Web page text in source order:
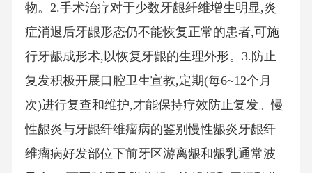
物。2.手术治疗对于少数牙龈纤维增生明显,炎
症消退后牙龈形态仍不能恢复正常的患者,可施
行牙龈成形术,以恢复牙龈的生理外形。3.防止
复发积极开展口腔卫生宣教,定期(每6~12个月
次)进行复查和维护,才能保持疗效防止复发。慢
性龈炎与牙龈纤维瘤病的鉴别慢性龈炎牙龈纤
维瘤病好发部位下前牙区游离龈和龈乳通常波